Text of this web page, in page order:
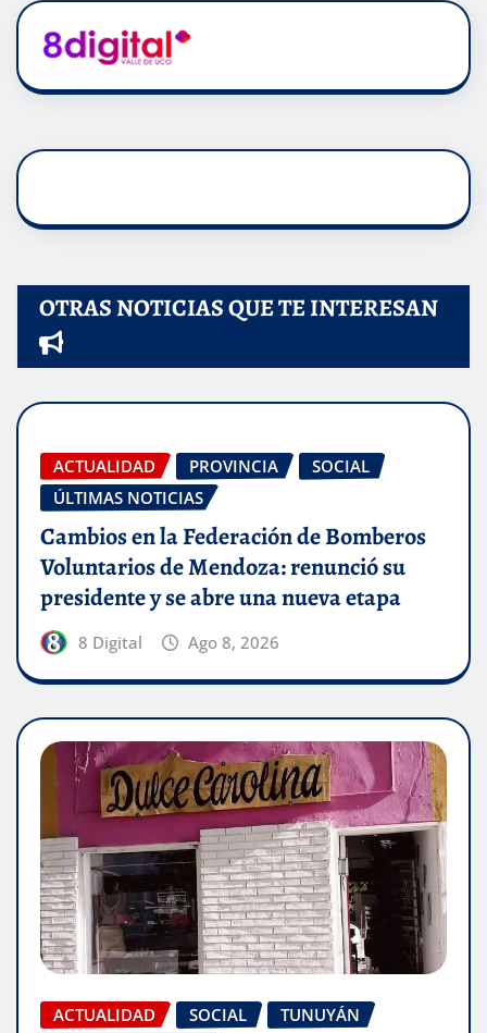
OTRAS NOTICIAS QUE TE INTERESAN
ACTUALIDAD PROVINCIA
SOCIAL
ÚLTIMAS NOTICIAS
Cambios en la Federación de Bomberos
Voluntarios de Mendoza: renunció su
presidente y se abre una nueva etapa
8 Digital Ago 8, 2026
ACTUALIDAD SOCIAL
TUNUYÁN